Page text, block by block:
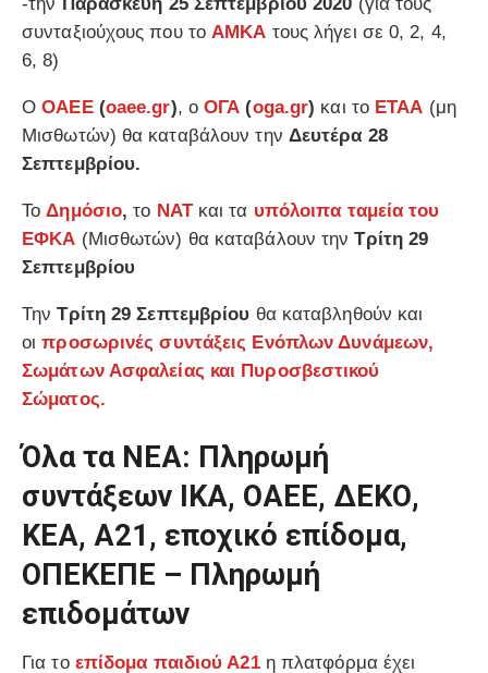
συνταξιούχους που το ΑΜΚΑ τους λήγει σε 0, 2, 4,
6, 8)
ΟΟΑΕΕ (oaee.gr), οΟΓΑ (oga.gr) και το ΕΤΑΑ (μη
Μισθωτών) θα καταβάλουν την Δευτέρα 28
Σεπτεμβρίου.
ΤοΔημόσιο, το ΝΑΤ και τα υπόλοιπα ταμεία του
ΕΦΚΑ (Μισθωτών) θα καταβάλουν τηνΤρίτη 29
Σεπτεμβρίου
ΤηνΤρίτη 29 Σεπτεμβρίου θα καταβληθούν και
οιπροσωρινές συντάξεις Ενόπλων Δυνάμεων,
Σωμάτων Ασφαλείας και Πυροσβεστικού
Σώματος.
Όλα τα ΝΕΑ: Πληρωμή
συντάξεων ΙΚΑ, ΟΑΕΕ, ΔΕΚΟ,
ΚΕΑ, Α21, εποχικό επίδομα,
ΟΠΕΚΕΠΕ – Πληρωμή
επιδομάτων
Για το επίδομα παιδιού Α21η πλατφόρμα έχει